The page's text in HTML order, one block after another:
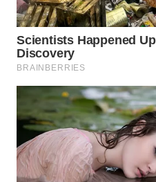
WN
BOGOR
WN
DEPOK
WN
TAPANULI
UTARA